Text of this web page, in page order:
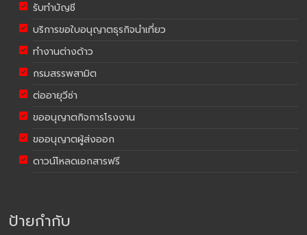
รับทำบัญชี
บริการขอใบอนุญาตธุรกิจนำเที่ยว
ทำงานต่างด้าว
กรมสรรพสามิต
ต่ออายุวีซ่า
ขออนุญาตกิจการโรงงาน
ขออนุญาตผู้ส่งออก
ดาวน์โหลดเอกสารฟรี
ป้ายกำกับ